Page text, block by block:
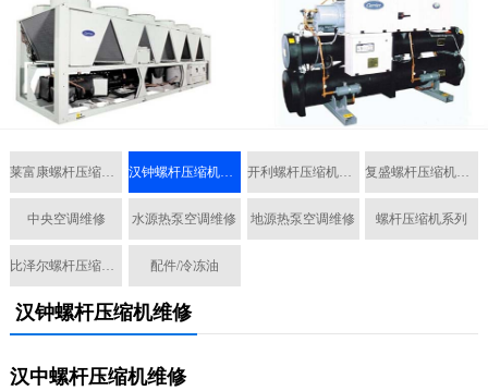
莱富康螺杆压缩机维修 汉钟螺杆压缩机维修 开利螺杆压缩机维修 复盛螺杆压缩机维修
中央空调维修 水源热泵空调维修 地源热泵空调维修 螺杆压缩机系列
比泽尔螺杆压缩机维修 配件/冷冻油
汉钟螺杆压缩机维修
汉中螺杆压缩机维修